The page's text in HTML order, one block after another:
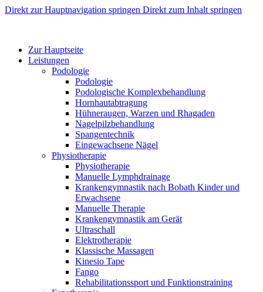
Direkt zur Hauptnavigation springen Direkt zum Inhalt springen
Zur Hauptseite
Leistungen
Podologie
Podologie
Podologische Komplexbehandlung
Hornhautabtragung
Hühneraugen, Warzen und Rhagaden
Nagelpilzbehandlung
Spangentechnik
Eingewachsene Nägel
Physiotherapie
Physiotherapie
Manuelle Lymphdrainage
Krankengymnastik nach Bobath Kinder und
Erwachsene
Manuelle Therapie
Krankengymnastik am Gerät
Ultraschall
Elektrotherapie
Klassische Massagen
Kinesio Tape
Fango
Rehabilitationssport und Funktionstraining